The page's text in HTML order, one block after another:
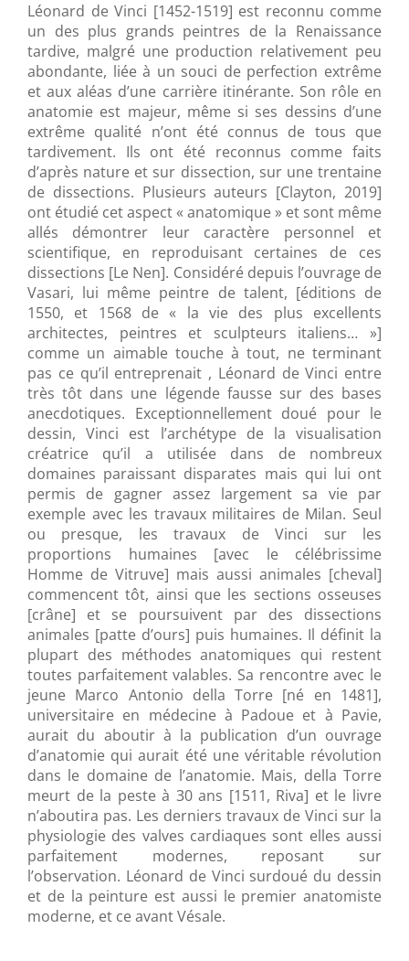
Léonard de Vinci [1452-1519] est reconnu comme
un des plus grands peintres de la Renaissance
tardive, malgré une production relativement peu
abondante, liée à un souci de perfection extrême
et aux aléas d’une carrière itinérante. Son rôle en
anatomie est majeur, même si ses dessins d’une
extrême qualité n’ont été connus de tous que
tardivement. Ils ont été reconnus comme faits
d’après nature et sur dissection, sur une trentaine
de dissections. Plusieurs auteurs [Clayton, 2019]
ont étudié cet aspect « anatomique » et sont même
allés démontrer leur caractère personnel et
scientifique, en reproduisant certaines de ces
dissections [Le Nen]. Considéré depuis l’ouvrage de
Vasari, lui même peintre de talent, [éditions de
1550, et 1568 de « la vie des plus excellents
architectes, peintres et sculpteurs italiens… »]
comme un aimable touche à tout, ne terminant
pas ce qu’il entreprenait , Léonard de Vinci entre
très tôt dans une légende fausse sur des bases
anecdotiques. Exceptionnellement doué pour le
dessin, Vinci est l’archétype de la visualisation
créatrice qu’il a utilisée dans de nombreux
domaines paraissant disparates mais qui lui ont
permis de gagner assez largement sa vie par
exemple avec les travaux militaires de Milan. Seul
ou presque, les travaux de Vinci sur les
proportions humaines [avec le célébrissime
Homme de Vitruve] mais aussi animales [cheval]
commencent tôt, ainsi que les sections osseuses
[crâne] et se poursuivent par des dissections
animales [patte d’ours] puis humaines. Il définit la
plupart des méthodes anatomiques qui restent
toutes parfaitement valables. Sa rencontre avec le
jeune Marco Antonio della Torre [né en 1481],
universitaire en médecine à Padoue et à Pavie,
aurait du aboutir à la publication d’un ouvrage
d’anatomie qui aurait été une véritable révolution
dans le domaine de l’anatomie. Mais, della Torre
meurt de la peste à 30 ans [1511, Riva] et le livre
n’aboutira pas. Les derniers travaux de Vinci sur la
physiologie des valves cardiaques sont elles aussi
parfaitement modernes, reposant sur
l’observation. Léonard de Vinci surdoué du dessin
et de la peinture est aussi le premier anatomiste
moderne, et ce avant Vésale.